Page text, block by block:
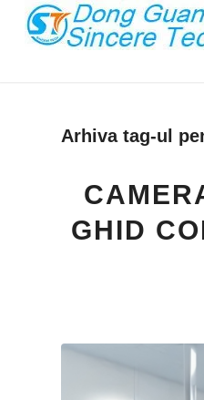
Arhiva tag-ul
GHID